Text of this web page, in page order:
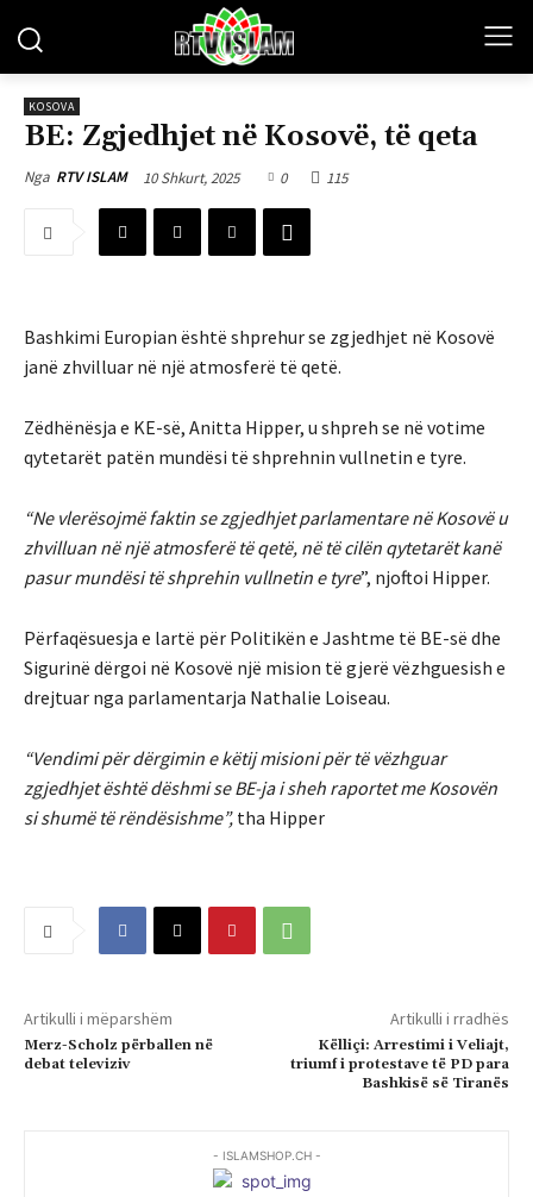
KOSOVA
BE: Zgjedhjet në Kosovë, të qeta
Nga RTV ISLAM 10 Shkurt, 2025 0 115
Bashkimi Europian është shprehur se zgjedhjet në Kosovë
janë zhvilluar në një atmosferë të qetë.
Zëdhënësja e KE-së, Anitta Hipper, u shpreh se në votime
qytetarët patën mundësi të shprehnin vullnetin e tyre.
“Ne vlerësojmë faktin se zgjedhjet parlamentare në Kosovë u
zhvilluan në një atmosferë të qetë, në të cilën qytetarët kanë
pasur mundësi të shprehin vullnetin e tyre”, njoftoi Hipper.
Përfaqësuesja e lartë për Politikën e Jashtme të BE-së dhe
Sigurinë dërgoi në Kosovë një mision të gjerë vëzhguesish e
drejtuar nga parlamentarja Nathalie Loiseau.
“Vendimi për dërgimin e këtij misioni për të vëzhguar
zgjedhjet është dëshmi se BE-ja i sheh raportet me Kosovën
si shumë të rëndësishme”, tha Hipper
Artikulli i mëparshëm
Merz-Scholz përballen në
debat televiziv
Artikulli i rradhës
Këlliçi: Arrestimi i Veliajt,
triumf i protestave të PD para
Bashkisë së Tiranës
- ISLAMSHOP.CH -